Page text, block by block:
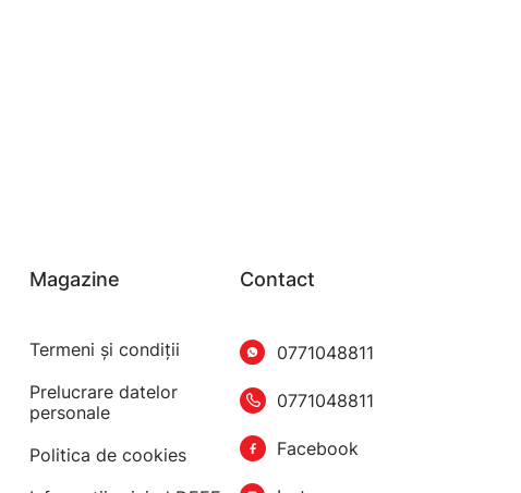
Magazine
Termeni şi condiţii
Prelucrare datelor
personale
Politica de cookies
Contact
0771048811
0771048811
Facebook